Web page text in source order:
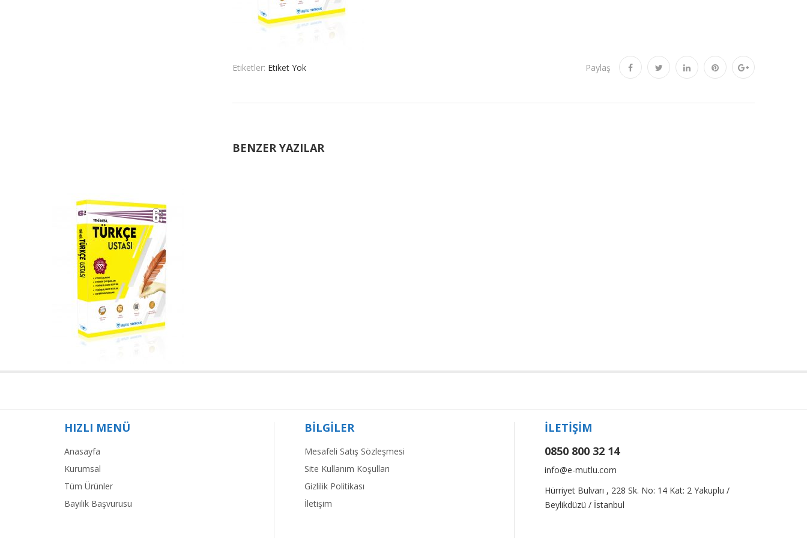
Etiketler: Etiket Yok Paylaş
BENZER YAZILAR
HIZLI MENÜ
Anasayfa
Kurumsal
Tüm Ürünler
Bayilik Başvurusu
BİLGİLER
Mesafeli Satış Sözleşmesi
Site Kullanım Koşulları
Gizlilik Politikası
İletişim
İLETİŞİM
0850 800 32 14
info@e-mutlu.com
Hürriyet Bulvarı , 228 Sk. No: 14 Kat: 2 Yakuplu /
Beylikdüzü / İstanbul